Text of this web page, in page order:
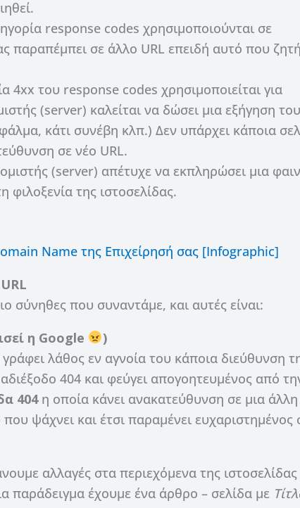
response codes χρησιμοποιούνται σε
παραπέμπει σε άλλο URL επειδή αυτό που
4xx του response codes χρησιμοποιείται για
(server) καλείται να δώσει μια εξήγηση του
κάτι συνέβη κλπ.) Δεν υπάρχει κάποια
σε νέο URL.
(server) απέτυχε να εκπληρώσει μια
φιλοξενία της ιστοσελίδας.
Name της Επιχείρησή σας [Infographic]
σύνηθες που συναντάμε, και αυτές είναι:
η Google
)
λάθος εν αγνοία του κάποια διεύθυνση
404 και φεύγει απογοητευμένος από
404η οποία κάνει ανακατεύθυνση σε μια άλλη
ψάχνει και έτσι παραμένει ευχαριστημένος
αλλαγές στα περιεχόμενα της
παράδειγμα έχουμε ένα άρθρο – σελίδα με